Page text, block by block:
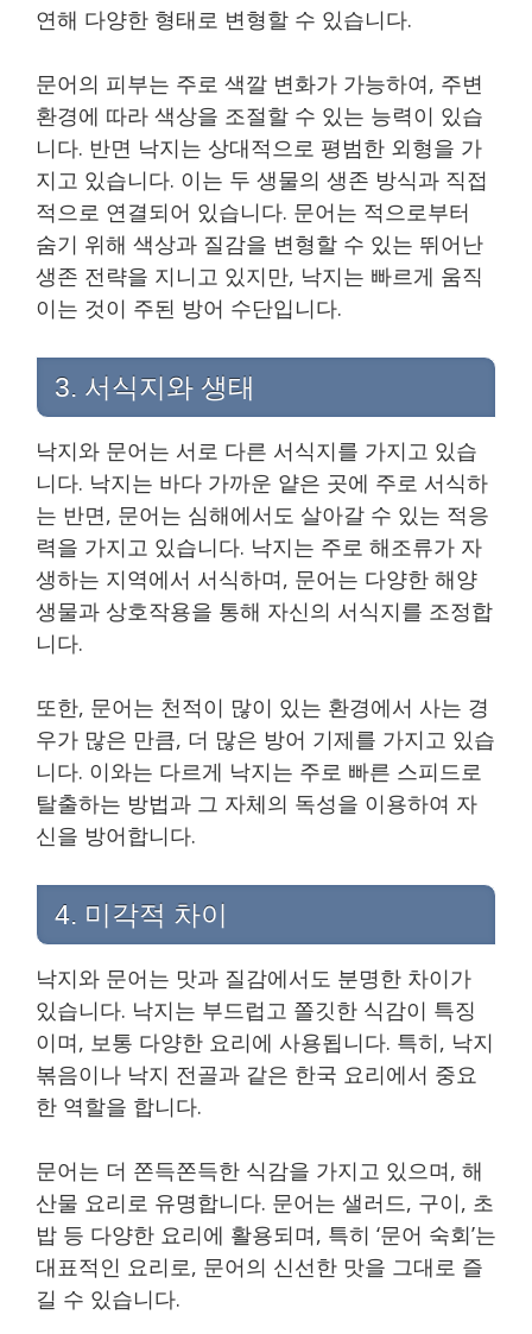
연해 다양한 형태로 변형할 수 있습니다.
문어의 피부는 주로 색깔 변화가 가능하여, 주변
환경에 따라 색상을 조절할 수 있는 능력이 있습
니다. 반면 낙지는 상대적으로 평범한 외형을 가
지고 있습니다. 이는 두 생물의 생존 방식과 직접
적으로 연결되어 있습니다. 문어는 적으로부터
숨기 위해 색상과 질감을 변형할 수 있는 뛰어난
생존 전략을 지니고 있지만, 낙지는 빠르게 움직
이는 것이 주된 방어 수단입니다.
3. 서식지와 생태
낙지와 문어는 서로 다른 서식지를 가지고 있습
니다. 낙지는 바다 가까운 얕은 곳에 주로 서식하
는 반면, 문어는 심해에서도 살아갈 수 있는 적응
력을 가지고 있습니다. 낙지는 주로 해조류가 자
생하는 지역에서 서식하며, 문어는 다양한 해양
생물과 상호작용을 통해 자신의 서식지를 조정합
니다.
또한, 문어는 천적이 많이 있는 환경에서 사는 경
우가 많은 만큼, 더 많은 방어 기제를 가지고 있습
니다. 이와는 다르게 낙지는 주로 빠른 스피드로
탈출하는 방법과 그 자체의 독성을 이용하여 자
신을 방어합니다.
4. 미각적 차이
낙지와 문어는 맛과 질감에서도 분명한 차이가
있습니다. 낙지는 부드럽고 쫄깃한 식감이 특징
이며, 보통 다양한 요리에 사용됩니다. 특히, 낙지
볶음이나 낙지 전골과 같은 한국 요리에서 중요
한 역할을 합니다.
문어는 더 쫀득쫀득한 식감을 가지고 있으며, 해
산물 요리로 유명합니다. 문어는 샐러드, 구이, 초
밥 등 다양한 요리에 활용되며, 특히 ‘문어 숙회’는
대표적인 요리로, 문어의 신선한 맛을 그대로 즐
길 수 있습니다.